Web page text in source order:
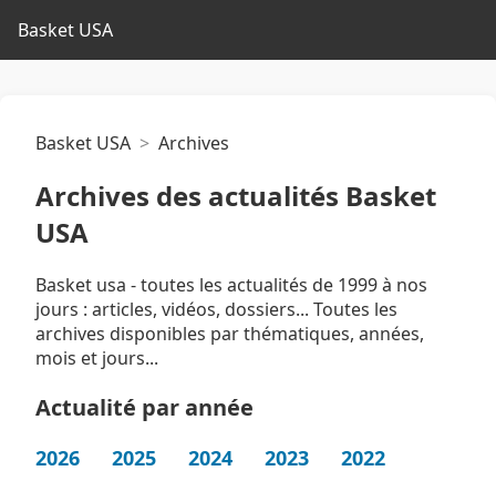
Basket USA
Basket USA Archives
Archives des actualités Basket
USA
Basket usa - toutes les actualités de 1999 à nos
jours : articles, vidéos, dossiers... Toutes les
archives disponibles par thématiques, années,
mois et jours...
Actualité par année
2026 2025 2024 2023 2022